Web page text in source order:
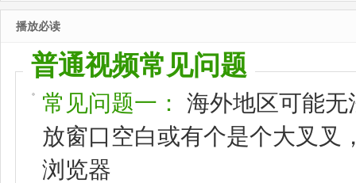
播放必读
普通视频常见问题
常见问题一：
海外地区可能
放窗口空白或有个是个大叉叉
浏览器